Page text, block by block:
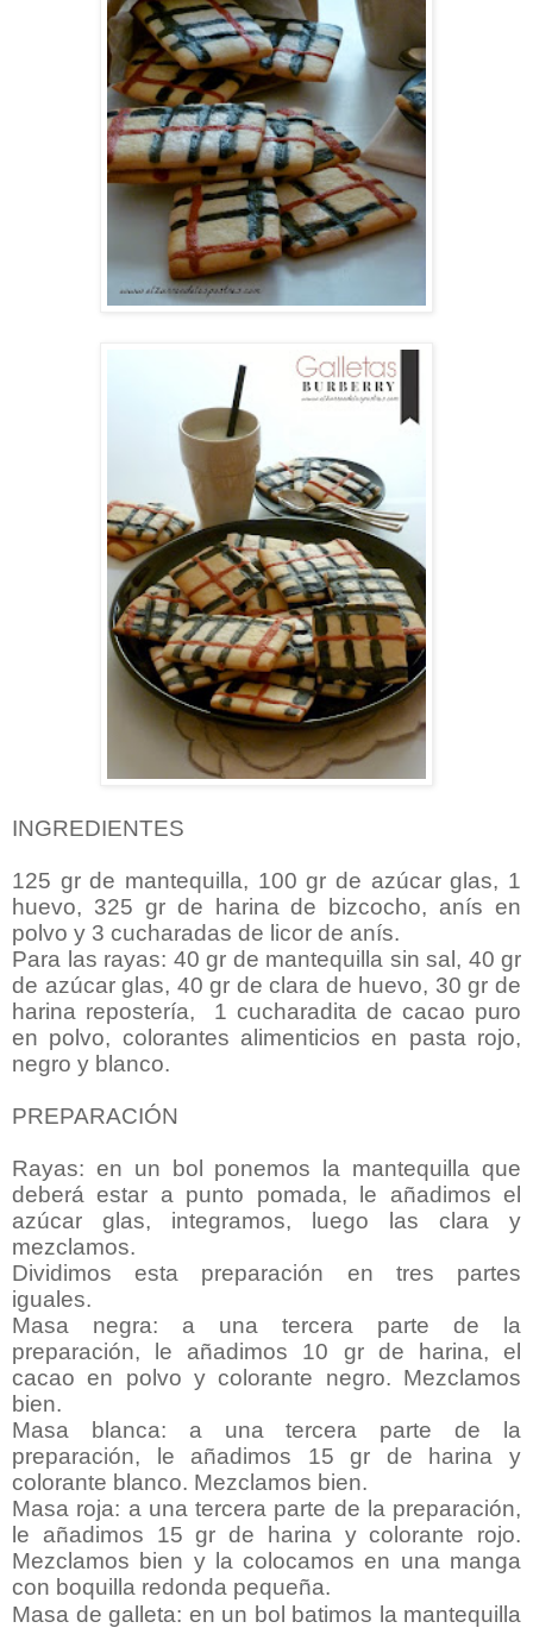
INGREDIENTES
125 gr de mantequilla, 100 gr de azúcar glas, 1
huevo, 325 gr de harina de bizcocho, anís en
polvo y 3 cucharadas de licor de anís.
Para las rayas: 40 gr de mantequilla sin sal, 40 gr
de azúcar glas, 40 gr de clara de huevo, 30 gr de
harina repostería, 1 cucharadita de cacao puro
en polvo, colorantes alimenticios en pasta rojo,
negro y blanco.
PREPARACIÓN
Rayas: en un bol ponemos la mantequilla que
deberá estar a punto pomada, le añadimos el
azúcar glas, integramos, luego las clara y
mezclamos.
Dividimos esta preparación en tres partes
iguales.
Masa negra: a una tercera parte de la
preparación, le añadimos 10 gr de harina, el
cacao en polvo y colorante negro. Mezclamos
bien.
Masa blanca: a una tercera parte de la
preparación, le añadimos 15 gr de harina y
colorante blanco. Mezclamos bien.
Masa roja: a una tercera parte de la preparación,
le añadimos 15 gr de harina y colorante rojo.
Mezclamos bien y la colocamos en una manga
con boquilla redonda pequeña.
Masa de galleta: en un bol batimos la mantequilla